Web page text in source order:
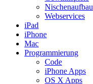
Nischenaufbau
Webservices
iPad
iPhone
Mac
Programmierung
Code
iPhone Apps
OS X Apps